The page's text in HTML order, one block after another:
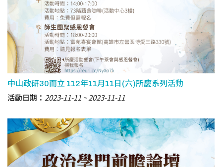
中山政研30而立 112年11月11日(六)所慶系列活動
活動日期： 2023-11-11 2023-11-11